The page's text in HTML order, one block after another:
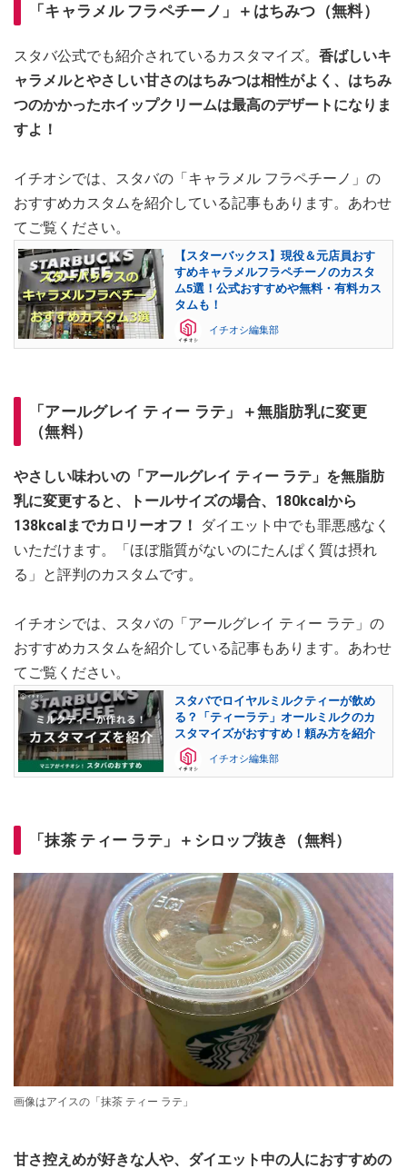
「キャラメル フラペチーノ」＋はちみつ（無料）
スタバ公式でも紹介されているカスタマイズ。 香ばしいキ
ャラメルとやさしい甘さのはちみつは相性がよく、はちみ
つのかかったホイップクリームは最高のデザートになりま
すよ！
イチオシでは、スタバの「キャラメル フラペチーノ」の
おすすめカスタムを紹介している記事もあります。あわせ
てご覧ください。
【スターバックス】現役＆元店員おす
すめキャラメルフラペチーノのカスタ
ム5選！公式おすすめや無料・有料カス
タムも！
イチオシ編集部
「アールグレイ ティー ラテ」＋無脂肪乳に変更
（無料）
やさしい味わいの「アールグレイ ティー ラテ」を無脂肪
乳に変更すると、トールサイズの場合、180kcalから
138kcalまでカロリーオフ！
ダイエット中でも罪悪感なく
いただけます。「ほぼ脂質がないのにたんぱく質は摂れ
る」と評判のカスタムです。
イチオシでは、スタバの「アールグレイ ティー ラテ」の
おすすめカスタムを紹介している記事もあります。あわせ
てご覧ください。
スタバでロイヤルミルクティーが飲め
る？「ティーラテ」オールミルクのカ
スタマイズがおすすめ！頼み方を紹介
イチオシ編集部
「抹茶 ティー ラテ」＋シロップ抜き（無料）
画像はアイスの「抹茶 ティー ラテ」
甘さ控えめが好きな人や、ダイエット中の人におすすめの